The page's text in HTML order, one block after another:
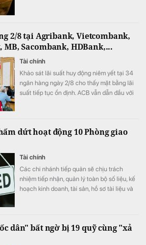
2/8 tại Agribank, Vietcombank,
MB, Sacombank, HDBank,...
Tài chính
Khảo sát lãi suất huy động niêm yết tại 34
ngân hàng ngày 2/8 cho thấy mặt bằng lãi
suất tiếp tục ổn định. ACB vẫn dẫn đầu với
dứt hoạt động 10 Phòng giao
Tài chính
Các chi nhánh tiếp quản sẽ chịu trách
nhiệm tiếp nhận, quản lý toàn bộ số liệu, kế
hoạch kinh doanh, tài sản, hồ sơ tài liệu và
bảo quyền lợi tối đa cho khách hàng giao
dân" bất ngờ bị 19 quỹ cùng "xả